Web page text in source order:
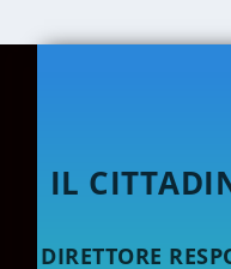
IL
DIRETTORE